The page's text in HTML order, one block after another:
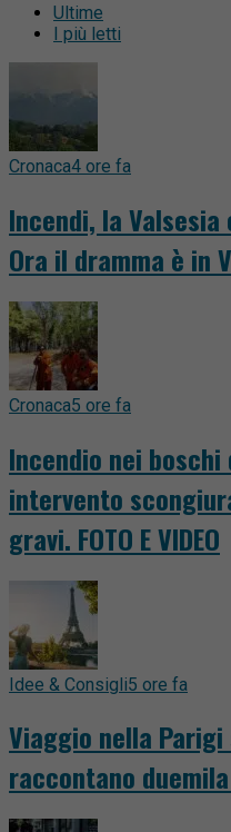
Ultime
I più letti
Cronaca4 ore fa
Incendi, la
Ora il dramma è in
Cronaca5 ore fa
Incendio nei
intervento
gravi. FOTO E VIDEO
Idee & Consigli5 ore fa
Viaggio nella
raccontano